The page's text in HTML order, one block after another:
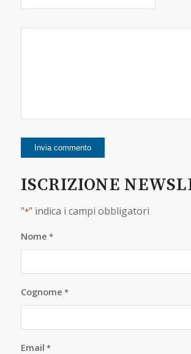
ISCRIZIONE
"*" indica i campi obbligatori
Nome *
Cognome *
Email *